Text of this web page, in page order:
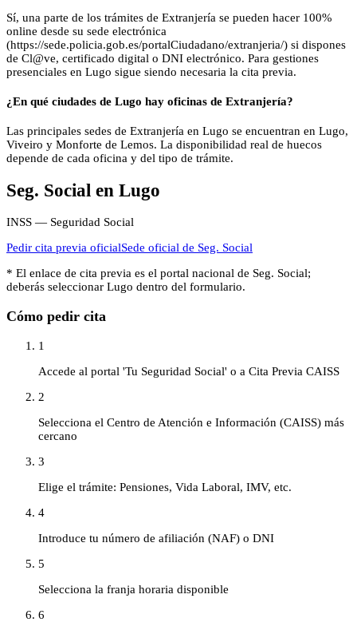
Sí, una parte de los trámites de Extranjería se pueden hacer 100%
online desde su sede electrónica
(https://sede.policia.gob.es/portalCiudadano/extranjeria/) si dispones
de Cl@ve, certificado digital o DNI electrónico. Para gestiones
presenciales en Lugo sigue siendo necesaria la cita previa.
¿En qué ciudades de Lugo hay oficinas de Extranjería?
Las principales sedes de Extranjería en Lugo se encuentran en Lugo,
Viveiro y Monforte de Lemos. La disponibilidad real de huecos
depende de cada oficina y del tipo de trámite.
Seg. Social en Lugo
INSS — Seguridad Social
Pedir cita previa oficialSede oficial de Seg. Social
* El enlace de cita previa es el portal nacional de Seg. Social;
deberás seleccionar Lugo dentro del formulario.
Cómo pedir cita
1
Accede al portal 'Tu Seguridad Social' o a Cita Previa CAISS
2
Selecciona el Centro de Atención e Información (CAISS) más
cercano
3
Elige el trámite: Pensiones, Vida Laboral, IMV, etc.
4
Introduce tu número de afiliación (NAF) o DNI
5
Selecciona la franja horaria disponible
6